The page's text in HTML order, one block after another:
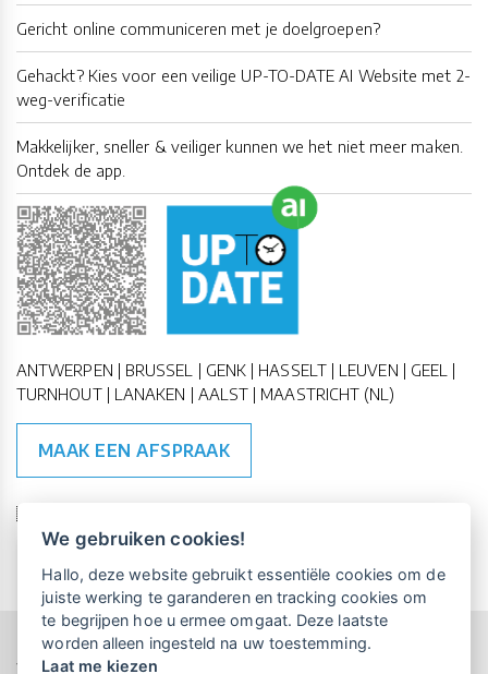
Gericht online communiceren met je doelgroepen?
Gehackt? Kies voor een veilige UP-TO-DATE AI Website met 2-
weg-verificatie
Makkelijker, sneller & veiliger kunnen we het niet meer maken.
Ontdek de app.
ANTWERPEN | BRUSSEL | GENK | HASSELT | LEUVEN | GEEL |
TURNHOUT | LANAKEN | AALST | MAASTRICHT (NL)
MAAK EEN AFSPRAAK
🇪🇺 🇧🇪
Copyright All Rights Reserved © 2015-2026 UP-TO-DATE
WebDesign
We gebruiken cookies!
Hallo, deze website gebruikt essentiële cookies om de
juiste werking te garanderen en tracking cookies om
te begrijpen hoe u ermee omgaat. Deze laatste
worden alleen ingesteld na uw toestemming.
Laat me kiezen
Vrijblijvende kennismaking?Boek
een persoonlijke demo.